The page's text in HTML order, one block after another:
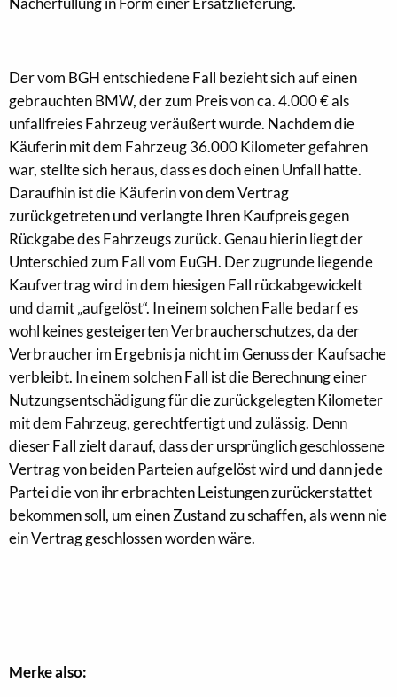
Der vom BGH entschiedene Fall bezieht sich auf einen
gebrauchten BMW, der zum Preis von ca. 4.000 € als
unfallfreies Fahrzeug veräußert wurde. Nachdem die
Käuferin mit dem Fahrzeug 36.000 Kilometer gefahren
war, stellte sich heraus, dass es doch einen Unfall hatte.
Daraufhin ist die Käuferin von dem Vertrag
zurückgetreten und verlangte Ihren Kaufpreis gegen
Rückgabe des Fahrzeugs zurück. Genau hierin liegt der
Unterschied zum Fall vom EuGH. Der zugrunde liegende
Kaufvertrag wird in dem hiesigen Fall rückabgewickelt
und damit „aufgelöst“. In einem solchen Falle bedarf es
wohl keines gesteigerten Verbraucherschutzes, da der
Verbraucher im Ergebnis ja nicht im Genuss der Kaufsache
verbleibt. In einem solchen Fall ist die Berechnung einer
Nutzungsentschädigung für die zurückgelegten Kilometer
mit dem Fahrzeug, gerechtfertigt und zulässig. Denn
dieser Fall zielt darauf, dass der ursprünglich geschlossene
Vertrag von beiden Parteien aufgelöst wird und dann jede
Partei die von ihr erbrachten Leistungen zurückerstattet
bekommen soll, um einen Zustand zu schaffen, als wenn nie
ein Vertrag geschlossen worden wäre.
Merke also: